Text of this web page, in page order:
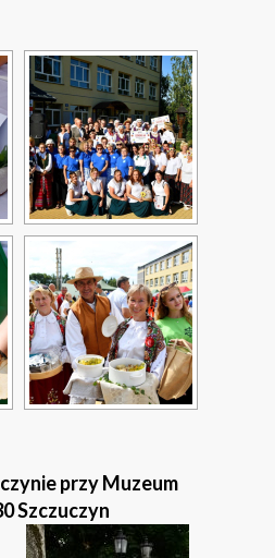
przy Muzeum
Szczuczyn